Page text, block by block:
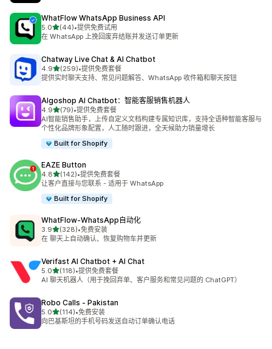
WhatFlow WhatsApp Business API
5.0星（满分 5 星）
(44)
总共 44 条评论
•提供免费试用
在 WhatsApp 上挽回废弃结账并发送订单更新
Chatway Live Chat & AI Chatbot
4.9星（满分 5 星）
(259)
总共 259 条评论
•提供免费套餐
提供实时聊天支持、常见问题解答、WhatsApp 收件箱和聊天按钮
Algoshop AI Chatbot：智能客服销售机器人
4.9星（满分 5 星）
(79)
总共 79 条评论
•提供免费套餐
AI智能销售助手，上传自定义文档构建专属知识库，支持全语种智能客服与
个性化品牌形象配置，人工随时跟进，全天候助力销量增长
Built for Shopify
EAZE Button
4.8星（满分 5 星）
(142)
总共 142 条评论
•提供免费套餐
让客户直接与您联系 - 适用于 WhatsApp
Built for Shopify
WhatFlow‑WhatsApp自动化
3.9星（满分 5 星）
(328)
总共 328 条评论
•免费安装
在 聊天上自动确认、恢复购物车并更新
Verifast AI Chatbot + AI Chat
5.0星（满分 5 星）
(118)
总共 118 条评论
•提供免费套餐
AI 聊天机器人（用于挽回弃单、客户服务和常见问题的 ChatGPT）
Robo Calls ‑ Pakistan
5.0星（满分 5 星）
(114)
总共 114 条评论
•免费安装
向巴基斯坦的手机号码发送自动订单确认电话